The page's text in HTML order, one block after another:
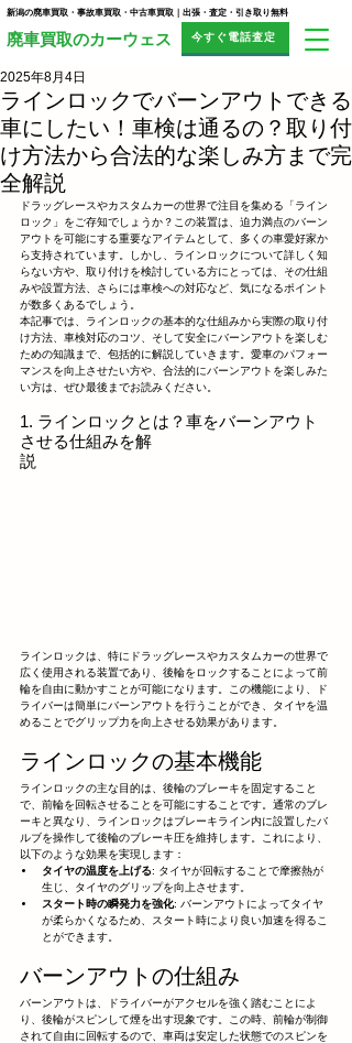
今すぐ電話査定
​廃車買取のカーウェス
新潟の廃車買取・事故車買取・中古車買取｜出張・査定・引き取り無料
ラインロックでバーンアウトできる
車にしたい！車検は通るの？取り付
け方法から合法的な楽しみ方まで完
全解説
2025年8月4日
ドラッグレースやカスタムカーの世界で注目を集める「ライン
ロック」をご存知でしょうか？この装置は、迫力満点のバーン
アウトを可能にする重要なアイテムとして、多くの車愛好家か
ら支持されています。しかし、ラインロックについて詳しく知
らない方や、取り付けを検討している方にとっては、その仕組
みや設置方法、さらには車検への対応など、気になるポイント
が数多くあるでしょう。
本記事では、ラインロックの基本的な仕組みから実際の取り付
け方法、車検対応のコツ、そして安全にバーンアウトを楽しむ
ための知識まで、包括的に解説していきます。愛車のパフォー
マンスを向上させたい方や、合法的にバーンアウトを楽しみた
い方は、ぜひ最後までお読みください。
1. ラインロックとは？車をバーンアウト
させる仕組みを解
説
ラインロックは、特にドラッグレースやカスタムカーの世界で
広く使用される装置であり、後輪をロックすることによって前
輪を自由に動かすことが可能になります。この機能により、ド
ライバーは簡単にバーンアウトを行うことができ、タイヤを温
めることでグリップ力を向上させる効果があります。
ラインロックの基本機能
ラインロックの主な目的は、後輪のブレーキを固定すること
で、前輪を回転させることを可能にすることです。通常のブレ
ーキと異なり、ラインロックはブレーキライン内に設置したバ
ルブを操作して後輪のブレーキ圧を維持します。これにより、
以下のような効果を実現します：
タイヤの温度を上げる: タイヤが回転することで摩擦熱が
生じ、タイヤのグリップを向上させます。
スタート時の瞬発力を強化: バーンアウトによってタイヤ
が柔らかくなるため、スタート時により良い加速を得るこ
とができます。
バーンアウトの仕組み
バーンアウトは、ドライバーがアクセルを強く踏むことによ
り、後輪がスピンして煙を出す現象です。この時、前輪が制御
されて自由に回転するので、車両は安定した状態でのスピンを